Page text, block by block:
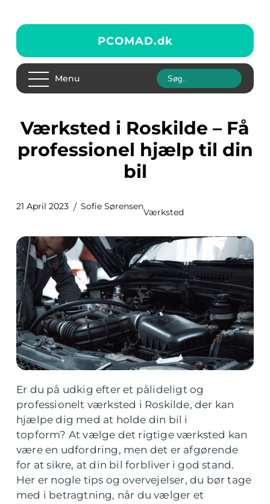
PCOMAD.dk
Menu
Værksted i Roskilde – Få
professionel hjælp til din
bil
21 April 2023 Sofie Sørensen
Værksted
Er du på udkig efter et pålideligt og
professionelt værksted i Roskilde, der kan
hjælpe dig med at holde din bil i
topform? At vælge det rigtige værksted kan
være en udfordring, men det er afgørende
for at sikre, at din bil forbliver i god stand.
Her er nogle tips og overvejelser, du bør tage
med i betragtning, når du vælger et